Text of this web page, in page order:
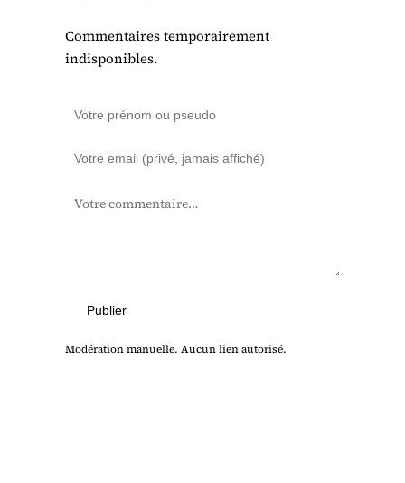
Commentaires temporairement
indisponibles.
Publier
Modération manuelle. Aucun lien autorisé.